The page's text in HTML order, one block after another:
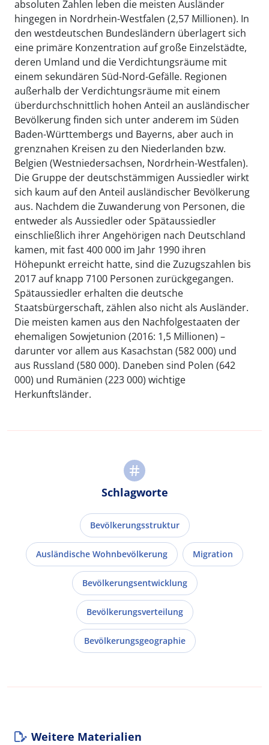
absoluten Zahlen leben die meisten Ausländer
hingegen in Nordrhein-Westfalen (2,57 Millionen). In
den westdeutschen Bundesländern überlagert sich
eine primäre Konzentration auf große Einzelstädte,
deren Umland und die Verdichtungsräume mit
einem sekundären Süd-Nord-Gefälle. Regionen
außerhalb der Verdichtungsräume mit einem
überdurchschnittlich hohen Anteil an ausländischer
Bevölkerung finden sich unter anderem im Süden
Baden-Württembergs und Bayerns, aber auch in
grenznahen Kreisen zu den Niederlanden bzw.
Belgien (Westniedersachsen, Nordrhein-Westfalen).
Die Gruppe der deutschstämmigen Aussiedler wirkt
sich kaum auf den Anteil ausländischer Bevölkerung
aus. Nachdem die Zuwanderung von Personen, die
entweder als Aussiedler oder Spätaussiedler
einschließlich ihrer Angehörigen nach Deutschland
kamen, mit fast 400 000 im Jahr 1990 ihren
Höhepunkt erreicht hatte, sind die Zuzugszahlen bis
2017 auf knapp 7100 Personen zurückgegangen.
Spätaussiedler erhalten die deutsche
Staatsbürgerschaft, zählen also nicht als Ausländer.
Die meisten kamen aus den Nachfolgestaaten der
ehemaligen Sowjetunion (2016: 1,5 Millionen) –
darunter vor allem aus Kasachstan (582 000) und
aus Russland (580 000). Daneben sind Polen (642
000) und Rumänien (223 000) wichtige
Herkunftsländer.
Schlagworte
Bevölkerungsstruktur
Ausländische Wohnbevölkerung Migration
Bevölkerungsentwicklung
Bevölkerungsverteilung
Bevölkerungsgeographie
Weitere Materialien